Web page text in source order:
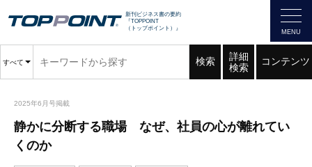
新刊ビジネス書の要約
『TOPPOINT
（トップポイント）』
すべて 検索
詳細
検索
コンテンツ
2025年6月号掲載
静かに分断する職場 なぜ、社員の心が離れてい
くのか